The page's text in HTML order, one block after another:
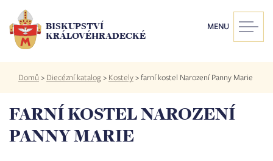
hlavnímu
obsahu
BISKUPSTVÍ
KRÁLOVÉHRADECKÉ
MENU
Drobečková
navigace
Domů > Diecézní katalog> Kostely>farní kostel Narození Panny Marie
FARNÍ KOSTEL NAROZENÍ
PANNY MARIE